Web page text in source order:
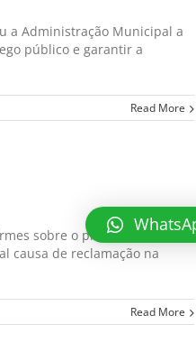
a Administração Municipal a
público e garantir a
Read More
sobre o piso. São muitas
causa de reclamação na
Read More